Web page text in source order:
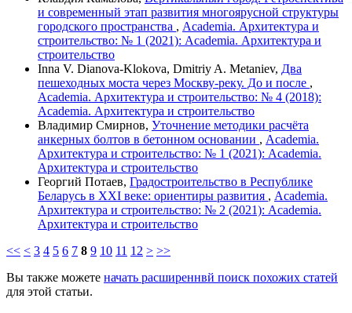
и современный этап развития многоярусной структуры
городского пространства , Academia. Архитектура и
строительство: № 1 (2021): Academia. Архитектура и
строительство
Inna V. Dianova-Klokova, Dmitriy A. Metaniev, Два
пешеходных моста через Москву-реку. До и после ,
Academia. Архитектура и строительство: № 4 (2018):
Academia. Архитектура и строительство
Владимир Смирнов, Уточнение методики расчёта
анкерных болтов в бетонном основании , Academia.
Архитектура и строительство: № 1 (2021): Academia.
Архитектура и строительство
Георгий Потаев, Градостроительство в Республике
Беларусь в XXI веке: ориентиры развития , Academia.
Архитектура и строительство: № 2 (2021): Academia.
Архитектура и строительство
<< < 3 4 5 6 7 8 9 10 11 12 > >>
Вы также можете начать расширеннвй поиск похожих статей
для этой статьи.